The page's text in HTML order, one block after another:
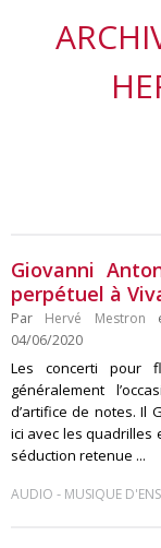
Giovanni
perpétuel à
Par Hervé Mestron
04/06/2020
Les concerti pour
généralement
d’artifice de notes. Il
ici avec les quadrilles
séduction retenue ...
AUDIO - MUSIQUE